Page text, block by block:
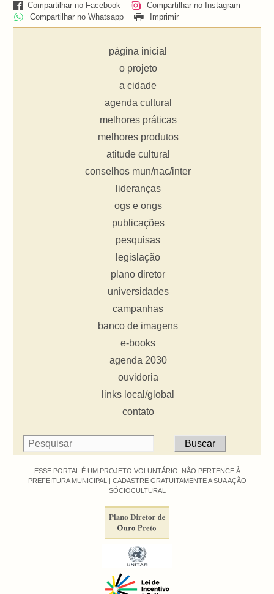
Compartilhar no Facebook
Compartilhar no Instagram
Compartilhar no Whatsapp
Imprimir
página inicial
o projeto
a cidade
agenda cultural
melhores práticas
melhores produtos
atitude cultural
conselhos mun/nac/inter
lideranças
ogs e ongs
publicações
pesquisas
legislação
plano diretor
universidades
campanhas
banco de imagens
e-books
agenda 2030
ouvidoria
links local/global
contato
ESSE PORTAL É UM PROJETO VOLUNTÁRIO. NÃO PERTENCE À
PREFEITURA MUNICIPAL | CADASTRE GRATUITAMENTE A SUA AÇÃO
SÓCIOCULTURAL